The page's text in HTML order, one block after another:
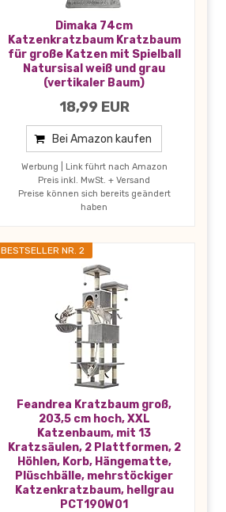
Dimaka 74cm
Katzenkratzbaum Kratzbaum
für große Katzen mit Spielball
Natursisal weiß und grau
(vertikaler Baum)
18,99 EUR
Bei Amazon kaufen
Werbung | Link führt nach Amazon
Preis inkl. MwSt. + Versand
Preise können sich bereits geändert
haben
BESTSELLER NR. 2
Feandrea Kratzbaum groß,
203,5 cm hoch, XXL
Katzenbaum, mit 13
Kratzsäulen, 2 Plattformen, 2
Höhlen, Korb, Hängematte,
Plüschbälle, mehrstöckiger
Katzenkratzbaum, hellgrau
PCT190W01